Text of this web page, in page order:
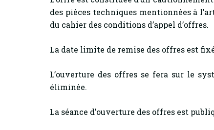
des pièces techniques mentionnées à
du cahier des conditions d’appel d’offres.
La date limite de remise des offres est
L’ouverture des offres se fera sur le
éliminée.
La séance d’ouverture des offres est